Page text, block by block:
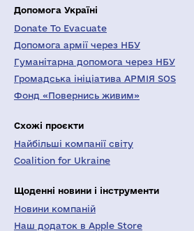
Допомога Україні
Donate To Evacuate
Допомога армії через НБУ
Гуманітарна допомога через НБУ
Громадська ініціатива АРМІЯ SOS
Фонд «Повернись живим»
Схожі проєкти
Найбільші компанії світу
Coalition for Ukraine
Щоденні новини і інструменти
Новини компаній
Наш додаток в Apple Store